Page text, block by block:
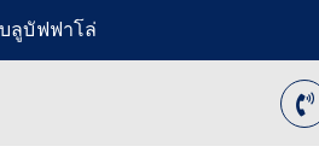
ลูบัฟฟาโล่